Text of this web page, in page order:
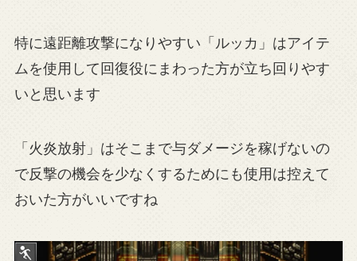
特に遠距離攻撃になりやすい「ルッカ」はアイテ
ムを使用して回復役にまわった方が立ち回りやす
いと思います
「火炎放射」はそこまで与ダメージを稼げないの
で反撃の機会を少なくするためにも使用は控えて
おいた方がいいですね